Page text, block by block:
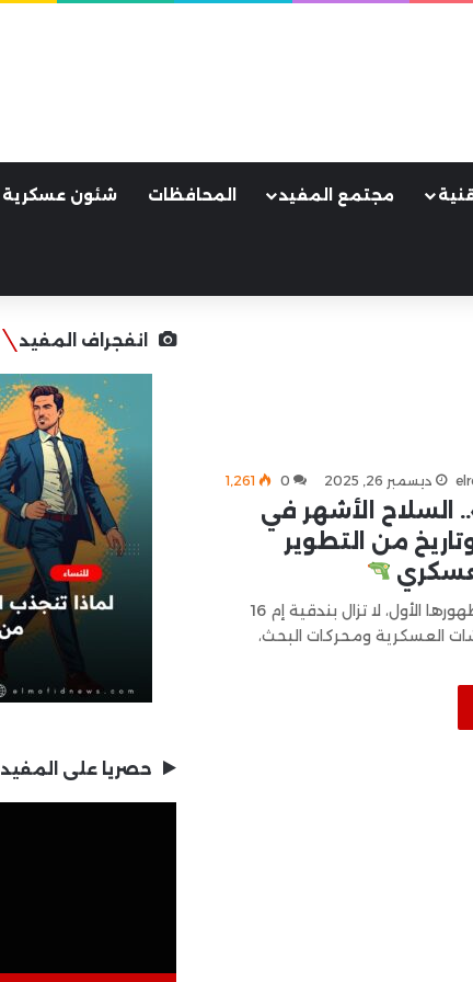
مجتمع المفيد المحافظات شئون عسكرية
ديسمبر 26, 2025 0 1٬261
إم 16».. السلاح الأشهر في
من التطوير
رغم مرور عقود على ظهورها الأول، لا تزال بندقية إم 16
العسكرية ومحركات البحث،
انفجراف المفيد
حصريا على المفيد